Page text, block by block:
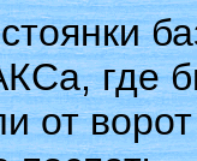
где
от